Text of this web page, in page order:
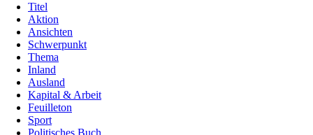
Titel
Aktion
Ansichten
Schwerpunkt
Thema
Inland
Ausland
Kapital & Arbeit
Feuilleton
Sport
Politisches Buch